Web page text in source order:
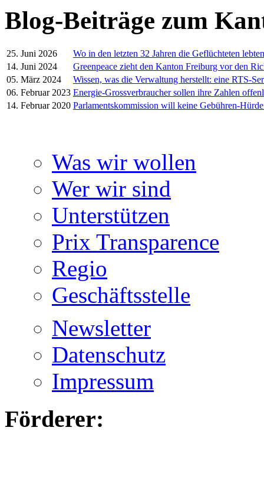
Blog-Beiträge zum
25. Juni 2026
Wo in den letzten 32 Jahren die Geflüchteten lebten
14. Juni 2024
Greenpeace zieht den Kanton Freiburg vor den
05. März 2024
Wissen, was die Verwaltung herstellt: eine RTS-
06. Februar 2023 Energie-Grossverbraucher sollen ihre Zahlen
14. Februar 2020 Parlamentskommission will keine Gebühren-
Was wir wollen
Wer wir sind
Unterstützen
Prix Transparence
Regio
Geschäftsstelle
Newsletter
Datenschutz
Impressum
Förderer: